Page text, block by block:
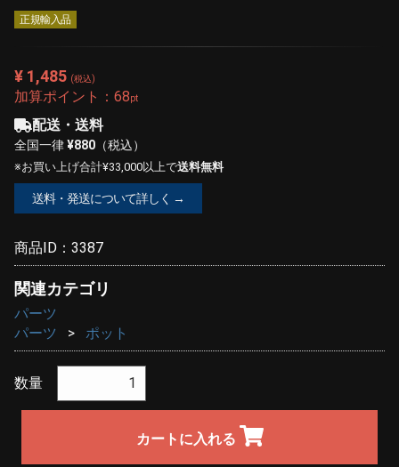
正規輸入品
¥ 1,485 (税込)
加算ポイント： 68pt
配送・送料
全国一律¥880 （税込）
※お買い上げ合計¥33,000以上で送料無料
送料・発送について詳しく →
商品ID： 3387
関連カテゴリ
パーツ
パーツ
ポット
数量
カートに入れる